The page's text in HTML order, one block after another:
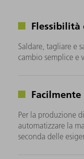
Flessibilità
Saldare, tagliare e
cambio semplice e
Per la produzione
automatizzare la
seconda delle